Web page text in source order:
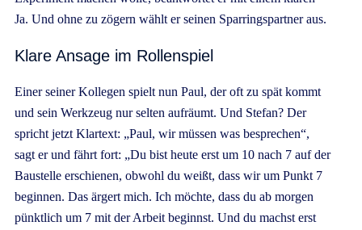
Ja. Und ohne zu zögern wählt er seinen Sparringspartner aus.
Klare Ansage im Rollenspiel
Einer seiner Kollegen spielt nun Paul, der oft zu spät kommt
und sein Werkzeug nur selten aufräumt. Und Stefan? Der
spricht jetzt Klartext: „Paul, wir müssen was besprechen“,
sagt er und fährt fort: „Du bist heute erst um 10 nach 7 auf der
Baustelle erschienen, obwohl du weißt, dass wir um Punkt 7
beginnen. Das ärgert mich. Ich möchte, dass du ab morgen
pünktlich um 7 mit der Arbeit beginnst. Und du machst erst